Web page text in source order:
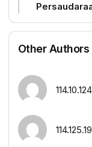
Other Authors